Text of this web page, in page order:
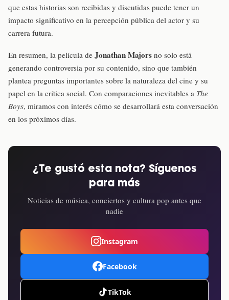
que estas historias son recibidas y discutidas puede tener un
impacto significativo en la percepción pública del actor y su
carrera futura.
En resumen, la película de Jonathan Majors no solo está
generando controversia por su contenido, sino que también
plantea preguntas importantes sobre la naturaleza del cine y su
papel en la crítica social. Con comparaciones inevitables a The
Boys, miramos con interés cómo se desarrollará esta conversación
en los próximos días.
¿Te gustó esta nota? Síguenos
para más
Noticias de música, conciertos y cultura pop antes que
nadie
Instagram
Facebook
TikTok